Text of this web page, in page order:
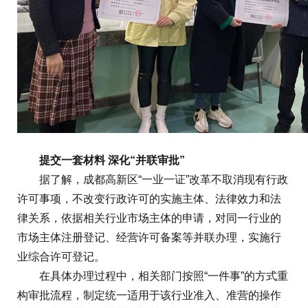
提交一套材料 深化“并联审批”
据了解，成都高新区“一业一证”改革不取消现有行政
许可事项，不改变行政许可的实施主体、法律效力和法
律关系，依据相关行业市场主体的申请，对同一行业的
市场主体注册登记、经营许可备案等并联办理，实施行
业综合许可登记。
在具体办理过程中，相关部门按照“一件事”的方式重
构审批流程，制定统一适用于该行业准入、准营的操作